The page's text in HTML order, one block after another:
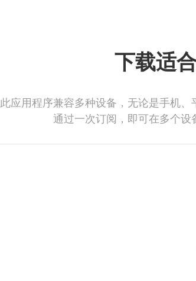
下载适
此应用程序兼容多种设备，无论是手机、
通过一次订阅，即可在多个设